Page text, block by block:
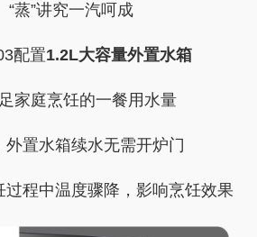
“蒸”讲究一汽呵成
配置1.2L大容量外置水箱
家庭烹饪的一餐用水量
外置水箱续水无需开炉门
过程中温度骤降，影响烹饪效果